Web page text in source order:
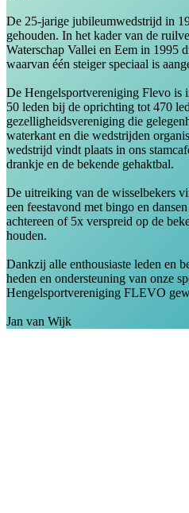
De 25-jarige jubileumwedstrijd in
gehouden. In het kader van de
Waterschap Vallei en Eem in 1995
waarvan één steiger speciaal is
De Hengelsportvereniging Flevo is
50 leden bij de oprichting tot 470
gezelligheidsvereniging die
waterkant en die wedstrijden
wedstrijd vindt plaats in ons
drankje en de bekende gehaktbal.
De uitreiking van de wisselbekers
een feestavond met bingo en
achtereen of 5x verspreid op de
houden.
Dankzij alle enthousiaste leden en
heden en ondersteuning van onze
Hengelsportvereniging FLEVO
Jan van Wijk